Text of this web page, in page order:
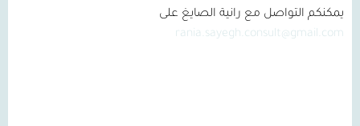
يمكنكم التواصل مع رانية الصايغ على
rania.sayegh.consult@gmail.com